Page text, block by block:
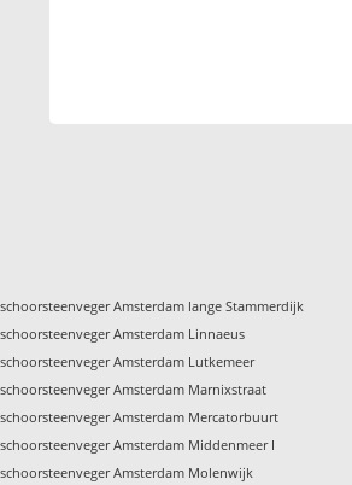
Amsterdam lange Stammerdijk
Amsterdam Linnaeus
Amsterdam Lutkemeer
Amsterdam Marnixstraat
Amsterdam Mercatorbuurt
Amsterdam Middenmeer I
Amsterdam Molenwijk